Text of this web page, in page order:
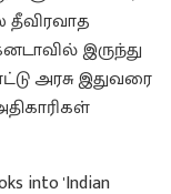
இருந்து
அரசு இதுவரை